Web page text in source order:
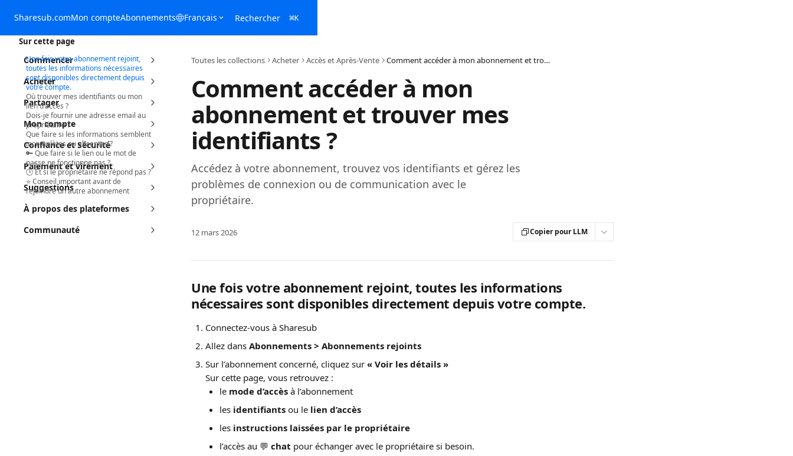
Sharesub.comMon compteAbonnements Français Rechercher ⌘K
Commencer
Acheter
Partager
Mon compte
Confiance et Sécurité
Paiement et virement
Suggestions
À propos des plateformes
Communauté
Toutes les collections Acheter Accès et Après-Vente Comment accéder à mon abonnement et trouver mes identifiants ?
Comment accéder à mon
abonnement et trouver mes
identifiants ?
Accédez à votre abonnement, trouvez vos identifiants et gérez les
problèmes de connexion ou de communication avec le
propriétaire.
12 mars 2026 Copier pour LLM
Une fois votre abonnement rejoint, toutes les informations
nécessaires sont disponibles directement depuis votre compte.
Connectez-vous à Sharesub
Allez dans Abonnements > Abonnements rejoints
Sur l’abonnement concerné, cliquez sur « Voir les détails »
Sur cette page, vous retrouvez :
le mode d’accès à l’abonnement
les identifiants ou le lien d’accès
les instructions laissées par le propriétaire
l’accès au 💬 chat pour échanger avec le propriétaire si besoin.
Sur cette page
Une fois votre abonnement rejoint,
toutes les informations nécessaires
sont disponibles directement depuis
votre compte.
Où trouver mes identifiants ou mon
lien d’accès ?
Dois-je fournir une adresse email au
propriétaire ?
Que faire si les informations semblent
incomplètes ou absentes ?
🔑 Que faire si le lien ou le mot de
passe ne fonctionne pas ?
🕒 Et si le propriétaire ne répond pas ?
⭐️ Conseil important avant de
rejoindre un autre abonnement